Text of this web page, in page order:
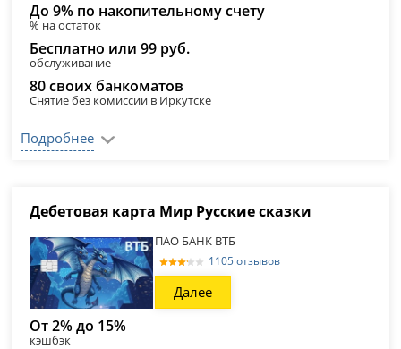
До 9% по накопительному счету
% на остаток
Бесплатно или 99 руб.
обслуживание
80 своих банкоматов
Снятие без комиссии в Иркутске
Подробнее
Дебетовая карта Мир Русские сказки
ПАО БАНК ВТБ
1105 отзывов
Далее
От 2% до 15%
кэшбэк